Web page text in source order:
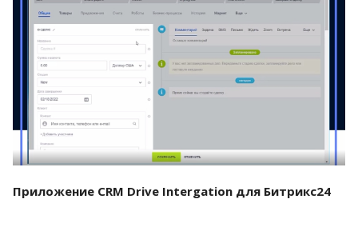
Смотреть проект
Приложение CRM Drive Intergation для Битрикс24